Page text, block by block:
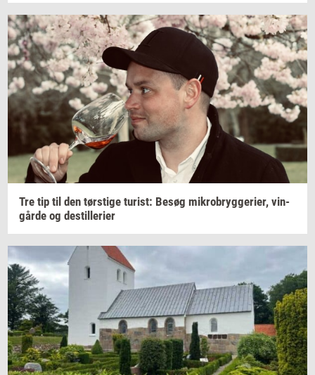
Tre tip til den tørsti­ge turist: Besøg mi­kro­bryg­ge­ri­er, vin­
går­de og destil­le­ri­er